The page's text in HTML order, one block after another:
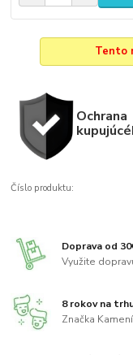
Tento
Ochrana
Číslo produktu:
Doprava od
Využite
8 rokov na
Značka